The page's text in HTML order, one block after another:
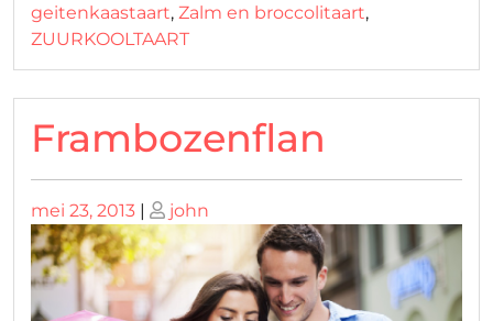
geitenkaastaart, Zalm en broccolitaart,
ZUURKOOLTAART
Frambozenflan
Geplaatst
op
mei 23, 2013 | Geplaatst
op
john